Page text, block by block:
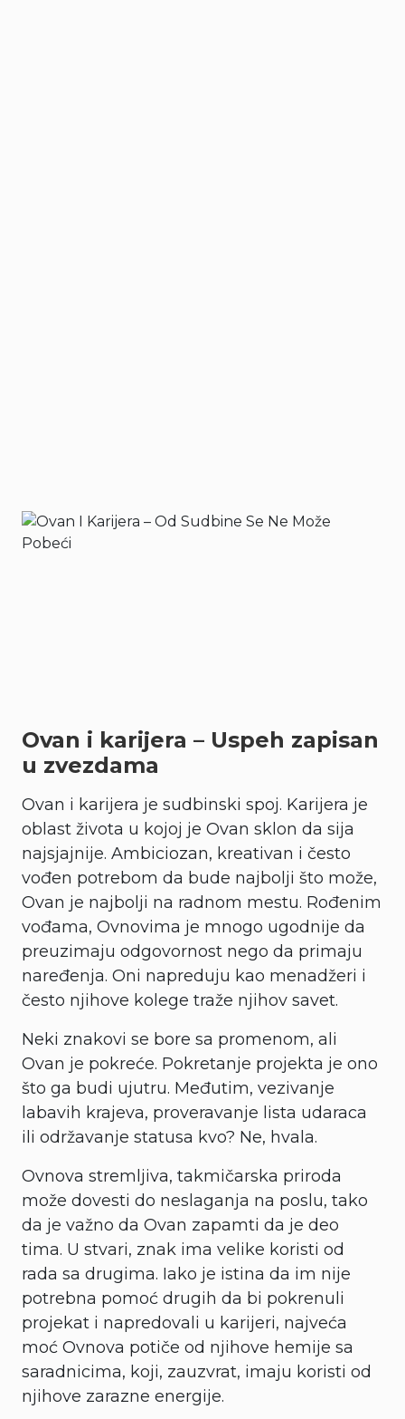
Ovan i karijera – Uspeh zapisan
u zvezdama
Ovan i karijera je sudbinski spoj. Karijera je
oblast života u kojoj je Ovan sklon da sija
najsjajnije. Ambiciozan, kreativan i često
vođen potrebom da bude najbolji što može,
Ovan je najbolji na radnom mestu. Rođenim
vođama, Ovnovima je mnogo ugodnije da
preuzimaju odgovornost nego da primaju
naređenja. Oni napreduju kao menadžeri i
često njihove kolege traže njihov savet.
Neki znakovi se bore sa promenom, ali
Ovan je pokreće. Pokretanje projekta je ono
što ga budi ujutru. Međutim, vezivanje
labavih krajeva, proveravanje lista udaraca
ili održavanje statusa kvo? Ne, hvala.
Ovnova stremljiva, takmičarska priroda
može dovesti do neslaganja na poslu, tako
da je važno da Ovan zapamti da je deo
tima. U stvari, znak ima velike koristi od
rada sa drugima. Iako je istina da im nije
potrebna pomoć drugih da bi pokrenuli
projekat i napredovali u karijeri, najveća
moć Ovnova potiče od njihove hemije sa
saradnicima, koji, zauzvrat, imaju koristi od
njihove zarazne energije.